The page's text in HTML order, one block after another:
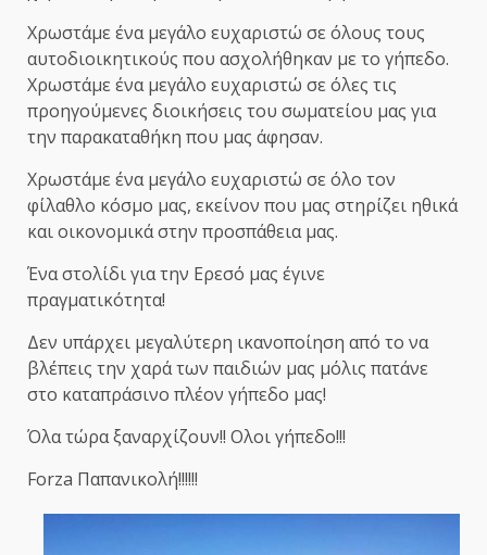
Χρωστάμε ένα μεγάλο ευχαριστώ σε όλους τους
αυτοδιοικητικούς που ασχολήθηκαν με το γήπεδο.
Χρωστάμε ένα μεγάλο ευχαριστώ σε όλες τις
προηγούμενες διοικήσεις του σωματείου μας για
την παρακαταθήκη που μας άφησαν.
Χρωστάμε ένα μεγάλο ευχαριστώ σε όλο τον
φίλαθλο κόσμο μας, εκείνον που μας στηρίζει ηθικά
και οικονομικά στην προσπάθεια μας.
Ένα στολίδι για την Ερεσό μας έγινε
πραγματικότητα!
Δεν υπάρχει μεγαλύτερη ικανοποίηση από το να
βλέπεις την χαρά των παιδιών μας μόλις πατάνε
στο καταπράσινο πλέον γήπεδο μας!
Όλα τώρα ξαναρχίζουν!! Ολοι γήπεδο!!!
Forza Παπανικολή!!!!!!